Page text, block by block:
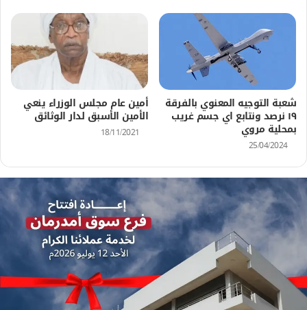
شعبة التوجيه المعنوي بالفرقة
١٩ نرصد ونتابع اي جسم غريب
بمحلية مروي
25/04/2024
أمين عام مجلس الوزراء ينعي
الأمين الأسبق لدار الوثائق
18/11/2021